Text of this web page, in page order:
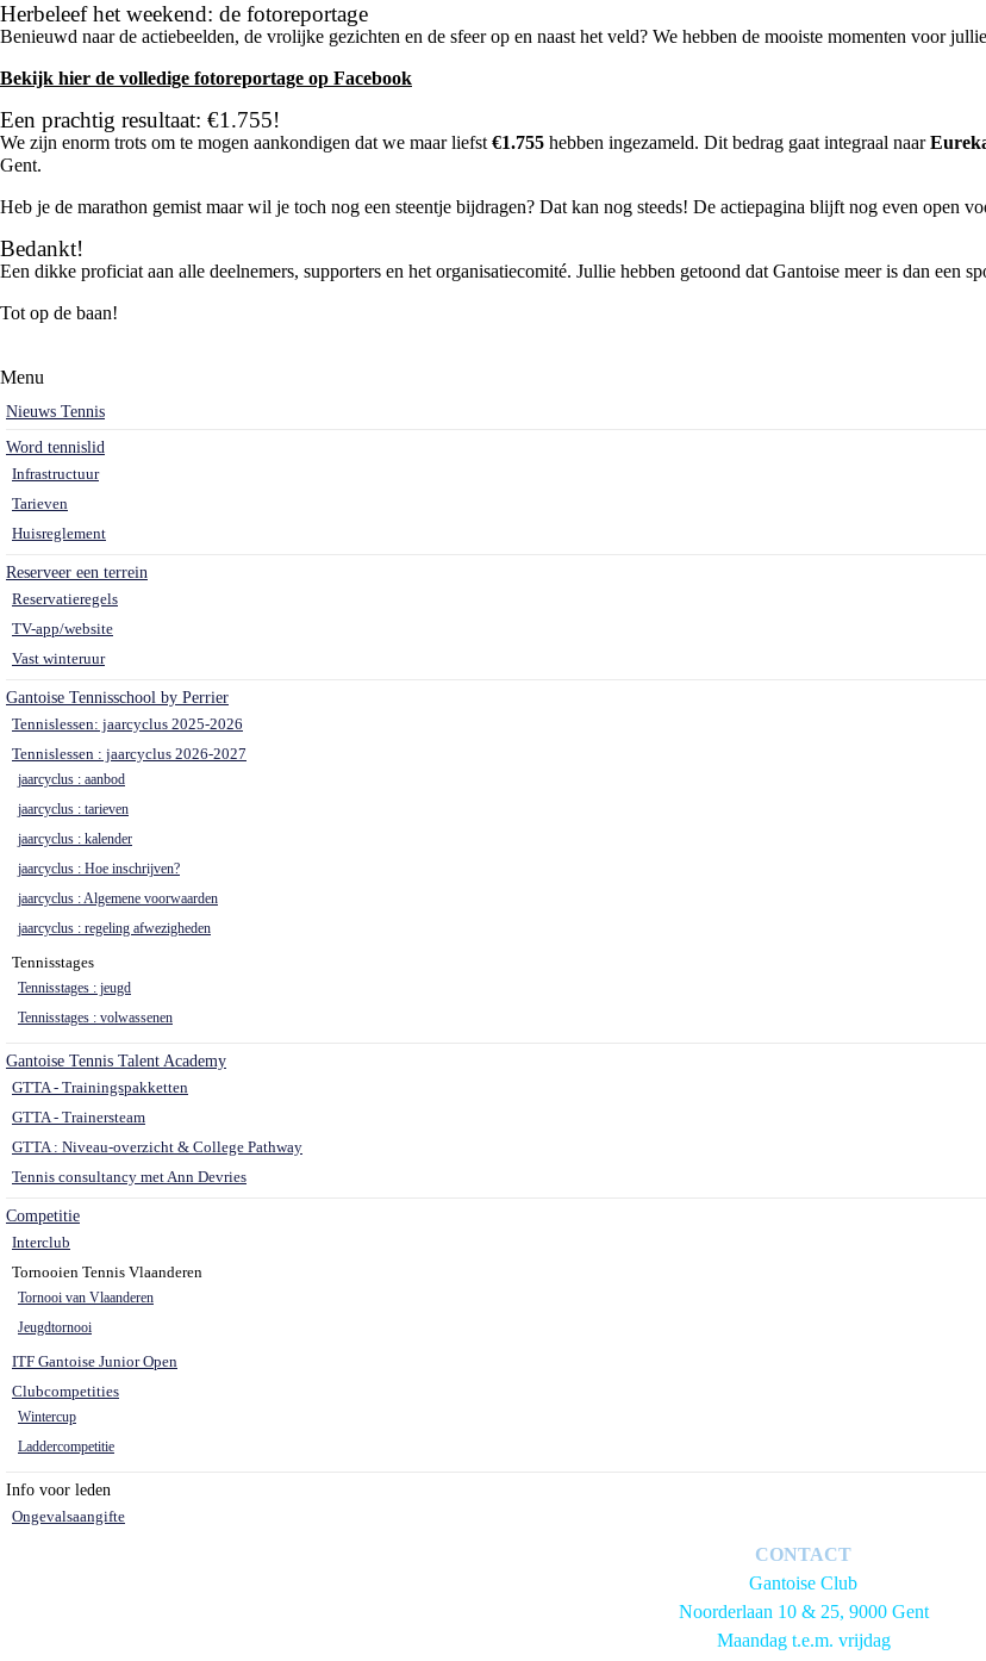
Herbeleef het weekend: de fotoreportage
Benieuwd naar de actiebeelden, de vrolijke gezichten en de sfeer op en naast het veld? We hebben de mooiste momenten voor
Bekijk hier de volledige fotoreportage op Facebook
Een prachtig resultaat: €1.755!
We zijn enorm trots om te mogen aankondigen dat we maar liefst €1.755 hebben ingezameld. Dit bedrag gaat integraal naar
Gent.
Heb je de marathon gemist maar wil je toch nog een steentje bijdragen? Dat kan nog steeds! De actiepagina blijft nog even open
Bedankt!
Een dikke proficiat aan alle deelnemers, supporters en het organisatiecomité. Jullie hebben getoond dat Gantoise meer is dan een
Tot op de baan!
Menu
Nieuws Tennis
Word tennislid
Infrastructuur
Tarieven
Huisreglement
Reserveer een terrein
Reservatieregels
TV-app/website
Vast winteruur
Gantoise Tennisschool by Perrier
Tennislessen: jaarcyclus 2025-2026
Tennislessen : jaarcyclus 2026-2027
jaarcyclus : aanbod
jaarcyclus : tarieven
jaarcyclus : kalender
jaarcyclus : Hoe inschrijven?
jaarcyclus : Algemene voorwaarden
jaarcyclus : regeling afwezigheden
Tennisstages
Tennisstages : jeugd
Tennisstages : volwassenen
Gantoise Tennis Talent Academy
GTTA - Trainingspakketten
GTTA - Trainersteam
GTTA : Niveau-overzicht & College Pathway
Tennis consultancy met Ann Devries
Competitie
Interclub
Tornooien Tennis Vlaanderen
Tornooi van Vlaanderen
Jeugdtornooi
ITF Gantoise Junior Open
Clubcompetities
Wintercup
Laddercompetitie
Info voor leden
Ongevalsaangifte
CONTACT
Gantoise Club
Noorderlaan 10 & 25, 9000 Gent
Maandag t.e.m. vrijdag